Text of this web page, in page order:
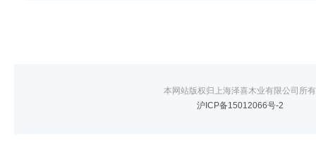
本网站版权归上海泽喜木业有限公司所有
沪ICP备15012066号-2